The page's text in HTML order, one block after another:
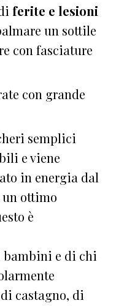
ferite e lesioni
un sottile
con fasciature
con grande
semplici
e viene
in energia dal
ottimo
è
bambini e di chi
castagno, di